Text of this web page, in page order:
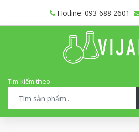
Hotline: 093 688 2601
Tìm kiếm theo